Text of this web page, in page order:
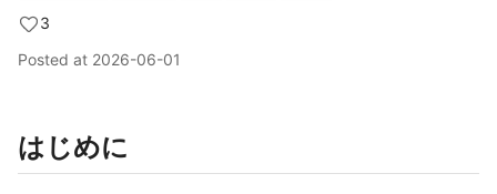
3
Posted at 2026-06-01
はじめに